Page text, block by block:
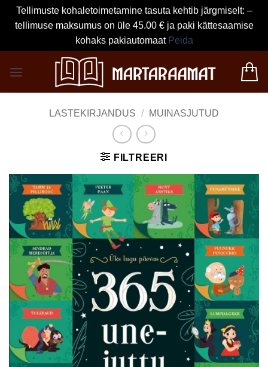
Tellimuste kohaletoimetamine tasuta kehtib järgmiselt: –
tellimuse maksumus on üle 45.00 € ja paki kättesaamise
kohaks pakiautomaat Peida
LASTEKIRJANDUS / MUINASJUTUD
FILTREERI